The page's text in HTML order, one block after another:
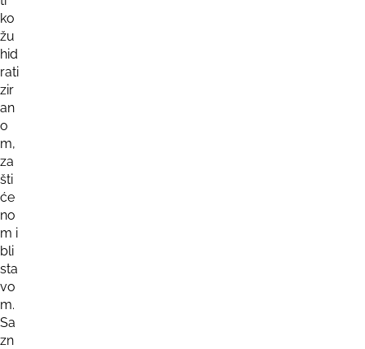
ko
žu
hid
rati
zir
an
o
m,
za
šti
će
no
m i
bli
sta
vo
m.
Sa
zn